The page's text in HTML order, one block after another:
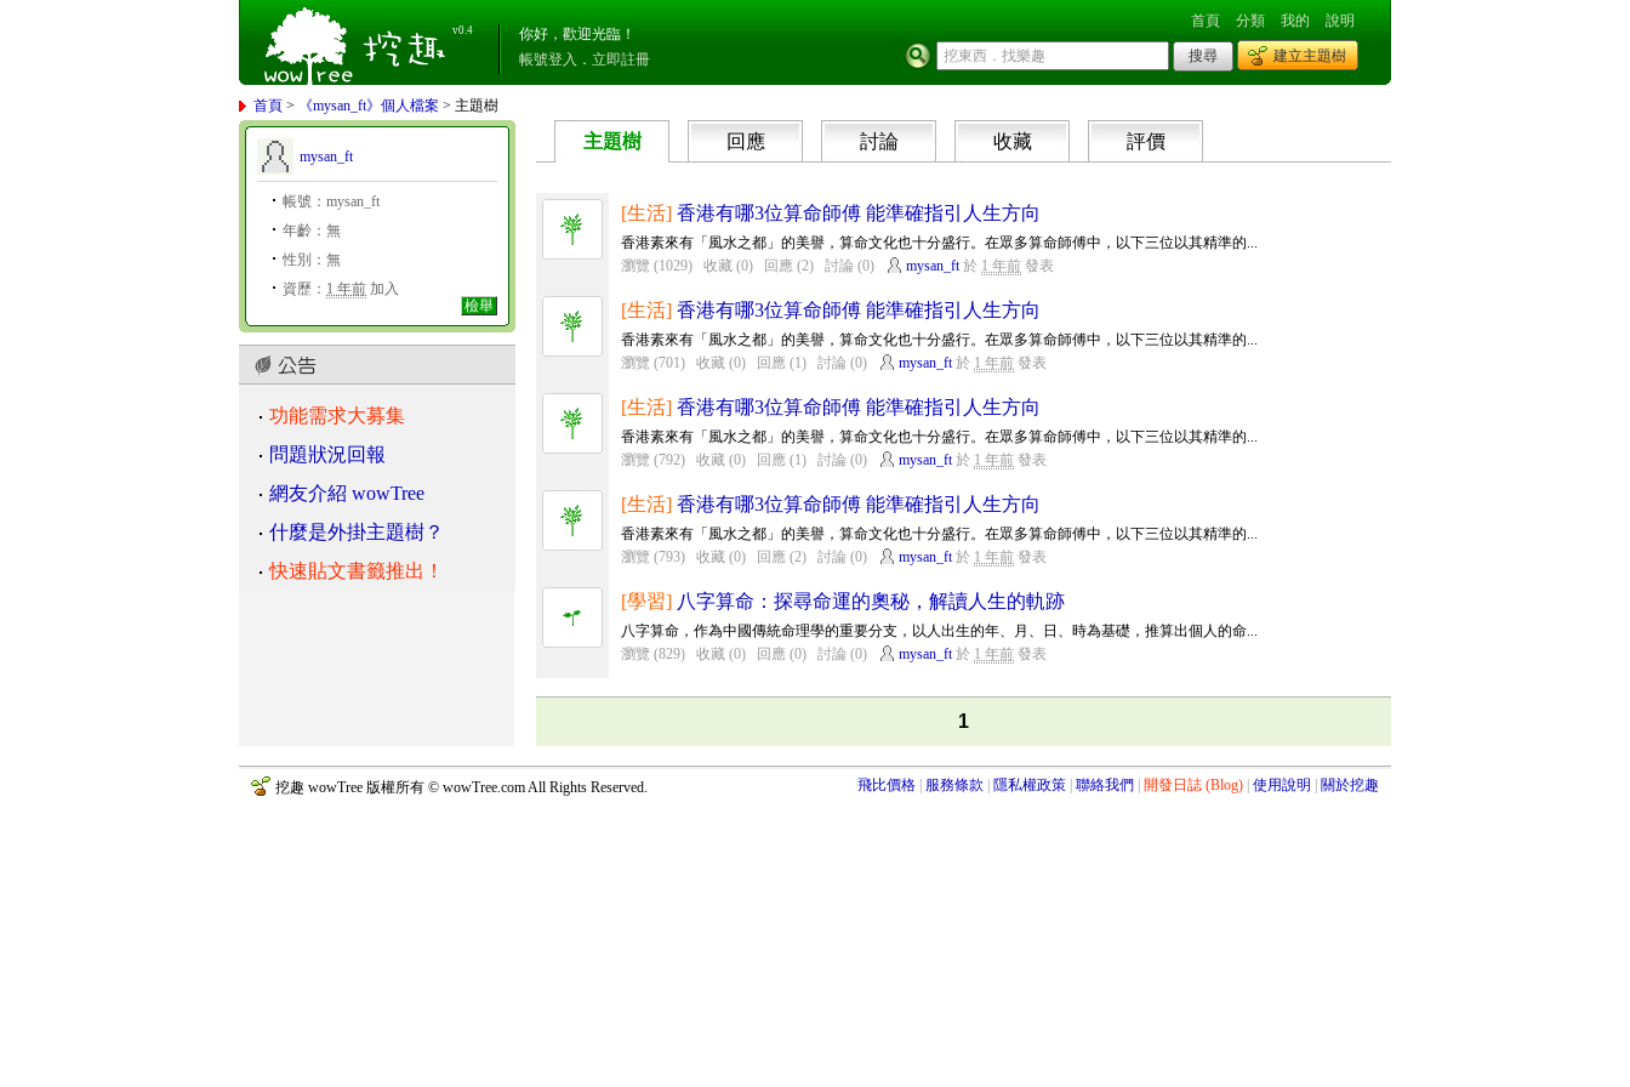
v0.4
你好，歡迎光臨！
帳號登入 ． 立即註冊
首頁 分類 我的 說明
建立主題樹
首頁 > 《mysan_ft》個人檔案 > 主題樹
mysan_ft
帳號：mysan_ft
年齡：無
性別：無
資歷： 1 年前 加入
檢舉
功能需求大募集
問題狀況回報
網友介紹 wowTree
什麼是外掛主題樹？
快速貼文書籤推出！
主題樹 回應 討論 收藏 評價
[生活] 香港有哪3位算命師傅 能準確指引人生方向
香港素來有「風水之都」的美譽，算命文化也十分盛行。在眾多算命師傅中，以下三位以其精準的...
瀏覽 (1029)
收藏 (0) 回應 (2) 討論 (0) mysan_ft於 1 年前 發表
[生活] 香港有哪3位算命師傅 能準確指引人生方向
香港素來有「風水之都」的美譽，算命文化也十分盛行。在眾多算命師傅中，以下三位以其精準的...
瀏覽 (701)
收藏 (0) 回應 (1) 討論 (0) mysan_ft於 1 年前 發表
[生活] 香港有哪3位算命師傅 能準確指引人生方向
香港素來有「風水之都」的美譽，算命文化也十分盛行。在眾多算命師傅中，以下三位以其精準的...
瀏覽 (792)
收藏 (0) 回應 (1) 討論 (0) mysan_ft於 1 年前 發表
[生活] 香港有哪3位算命師傅 能準確指引人生方向
香港素來有「風水之都」的美譽，算命文化也十分盛行。在眾多算命師傅中，以下三位以其精準的...
瀏覽 (793)
收藏 (0) 回應 (2) 討論 (0) mysan_ft於 1 年前 發表
[學習] 八字算命：探尋命運的奧秘，解讀人生的軌跡
八字算命，作為中國傳統命理學的重要分支，以人出生的年、月、日、時為基礎，推算出個人的命...
瀏覽 (829)
收藏 (0) 回應 (0) 討論 (0) mysan_ft於 1 年前 發表
1
挖趣 wowTree 版權所有 © wowTree.com All Rights Reserved. 飛比價格 服務條款 隱私權政策 聯絡我們 開發日誌 (Blog) 使用說明 關於挖趣